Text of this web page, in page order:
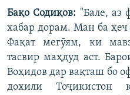
Бақо Содиқов: "Бале, аз
хабар дорам. Ман ба ҳеч
Фақат мегӯям, ки
тасвир маҳдуд аст.
Воҳидов дар вақташ бо
дохили